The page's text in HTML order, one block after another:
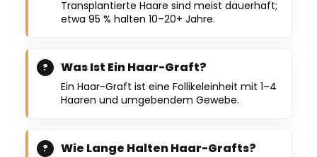
Transplantierte Haare sind meist dauerhaft;
etwa 95 % halten 10–20+ Jahre.
Was Ist Ein Haar-Graft?
Ein Haar-Graft ist eine Follikeleinheit mit 1–4
Haaren und umgebendem Gewebe.
Wie Lange Halten Haar-Grafts?